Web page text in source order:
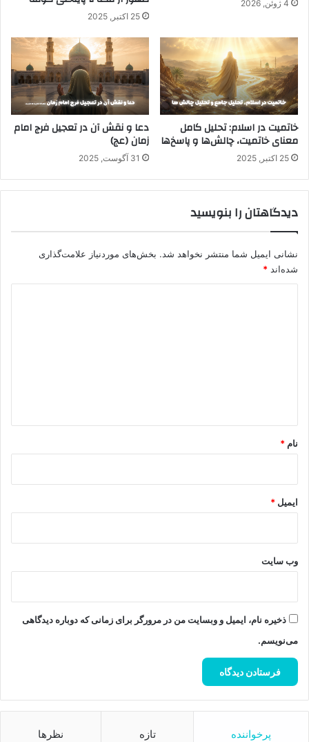
4 ژوئن, 2026
25 اکتبر, 2025
خاتمیت در اسلام: تحلیل کامل
معنای خاتمیت، چالش‌ها و پاسخ‌ها
25 اکتبر, 2025
دعا و نقش آن در تعجیل فرج امام
زمان (عج)
31 آگوست, 2025
دیدگاهتان را بنویسید
نشانی ایمیل شما منتشر نخواهد شد. بخش‌های موردنیاز علامت‌گذاری
شده‌اند *
نام *
ایمیل *
وب‌ سایت
ذخیره نام، ایمیل و وبسایت من در مرورگر برای زمانی که دوباره دیدگاهی
می‌نویسم.
پرخواننده تازه نظرها